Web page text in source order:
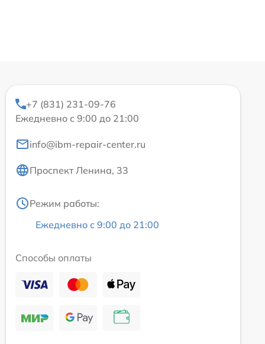
+7 (831) 231-09-76
Ежедневно с 9:00 до 21:00
info@ibm-repair-center.ru
Проспект Ленина, 33
Режим работы:
Ежедневно с 9:00 до 21:00
Способы оплаты